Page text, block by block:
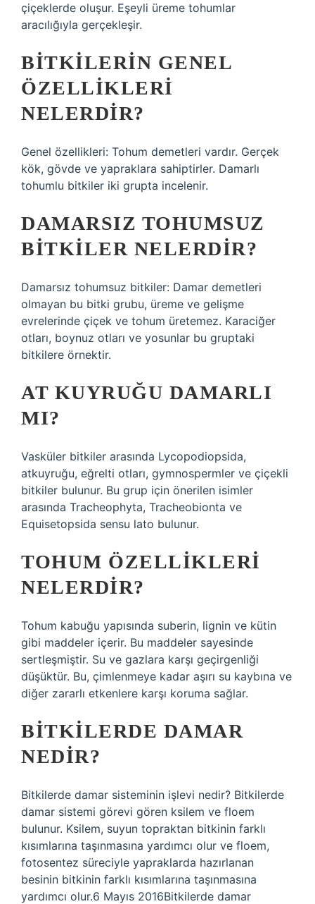
çiçeklerde oluşur. Eşeyli üreme tohumlar
aracılığıyla gerçekleşir.
BITKILERIN GENEL
ÖZELLIKLERI
NELERDIR?
Genel özellikleri: Tohum demetleri vardır. Gerçek
kök, gövde ve yapraklara sahiptirler. Damarlı
tohumlu bitkiler iki grupta incelenir.
DAMARSIZ TOHUMSUZ
BITKILER NELERDIR?
Damarsız tohumsuz bitkiler: Damar demetleri
olmayan bu bitki grubu, üreme ve gelişme
evrelerinde çiçek ve tohum üretemez. Karaciğer
otları, boynuz otları ve yosunlar bu gruptaki
bitkilere örnektir.
AT KUYRUĞU DAMARLI
MI?
Vasküler bitkiler arasında Lycopodiopsida,
atkuyruğu, eğrelti otları, gymnospermler ve çiçekli
bitkiler bulunur. Bu grup için önerilen isimler
arasında Tracheophyta, Tracheobionta ve
Equisetopsida sensu lato bulunur.
TOHUM ÖZELLIKLERI
NELERDIR?
Tohum kabuğu yapısında suberin, lignin ve kütin
gibi maddeler içerir. Bu maddeler sayesinde
sertleşmiştir. Su ve gazlara karşı geçirgenliği
düşüktür. Bu, çimlenmeye kadar aşırı su kaybına ve
diğer zararlı etkenlere karşı koruma sağlar.
BITKILERDE DAMAR
NEDIR?
Bitkilerde damar sisteminin işlevi nedir? Bitkilerde
damar sistemi görevi gören ksilem ve floem
bulunur. Ksilem, suyun topraktan bitkinin farklı
kısımlarına taşınmasına yardımcı olur ve floem,
fotosentez süreciyle yapraklarda hazırlanan
besinin bitkinin farklı kısımlarına taşınmasına
yardımcı olur.6 Mayıs 2016Bitkilerde damar